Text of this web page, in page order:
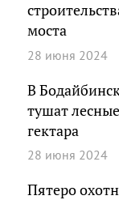
моста
28 июня 2024
В
тушат
гектара
28 июня 2024
Пятеро